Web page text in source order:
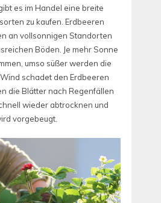
es im Handel eine breite
zu kaufen. Erdbeeren
an vollsonnigen Standorten
Böden. Je mehr Sonne
umso süßer werden die
schadet den Erdbeeren
die Blätter nach Regenfällen
wieder abtrocknen und
vorgebeugt.